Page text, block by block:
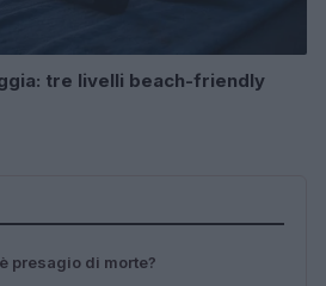
tre livelli beach-friendly
presagio di morte?